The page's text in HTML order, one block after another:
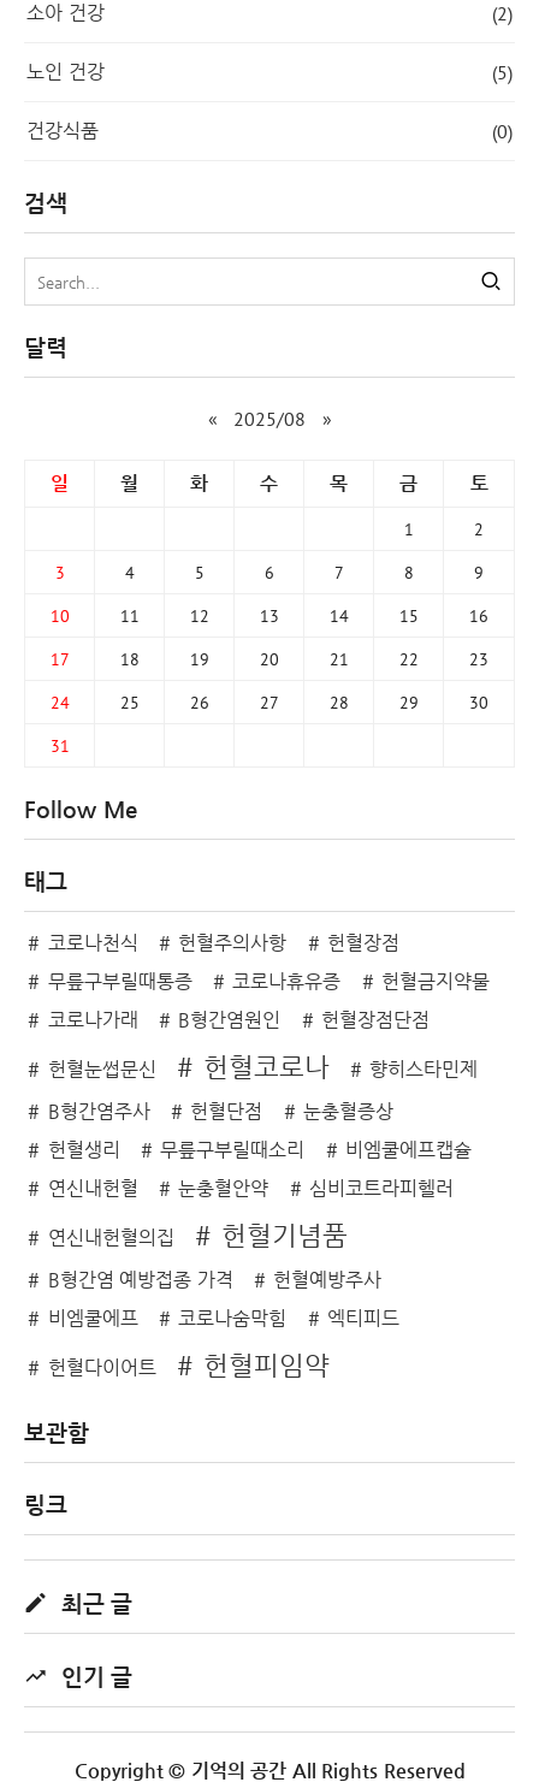
소아 건강 (2)
노인 건강 (5)
건강식품 (0)
검색
달력
« 2025/08 »
일 월 화 수 목 금
토
1
2
3
4 5 6 7 8
9
10
11 12 13 14 15
16
17
18 19 20 21 22
23
24
25 26 27 28 29
30
31
Follow Me
태그
코로나천식 헌혈주의사항
헌혈장점
무릎구부릴때통증
코로나휴유증
헌혈금지약물
코로나가래
B형간염원인 헌혈장점단점
헌혈눈썹문신 헌혈코로나
향히스타민제
B형간염주사
헌혈단점
눈충혈증상
헌혈생리
무릎구부릴때소리
비엠쿨에프캡슐
연신내헌혈
눈충혈안약 심비코트라피헬러
연신내헌혈의집 헌혈기념품
B형간염 예방접종 가격
헌혈예방주사
비엠쿨에프
코로나숨막힘 엑티피드
헌혈다이어트 헌혈피임약
보관함
링크
최근 글
인기 글
Copyright © 기억의 공간 All Rights Reserved